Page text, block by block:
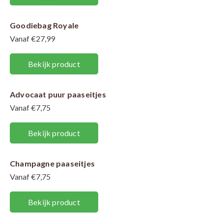
Goodiebag Royale
Vanaf €27,99
Bekijk product
Advocaat puur paaseitjes
Vanaf €7,75
Bekijk product
Champagne paaseitjes
Vanaf €7,75
Bekijk product